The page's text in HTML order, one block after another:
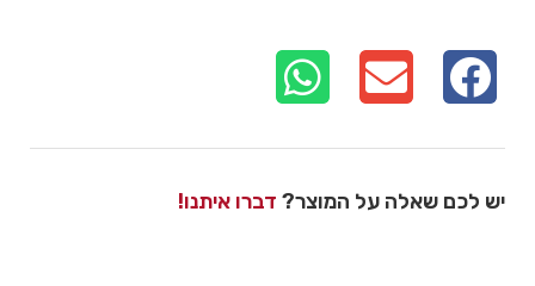
יש לכם שאלה על המוצר? דברו איתנו!